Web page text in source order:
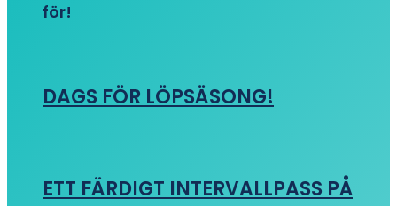
för!
DAGS FÖR LÖPSÄSONG!
ETT FÄRDIGT INTERVALLPASS PÅ